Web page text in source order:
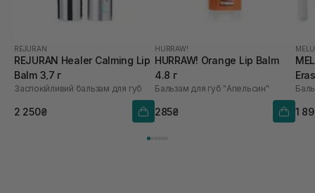
REJURAN
REJURAN Healer Calming Lip
Balm 3,7 г
Заспокійливий бальзам для губ
2 250₴
HURRAW!
HURRAW! Orange Lip Balm
4.8 г
Бальзам для губ "Апельсин"
285₴
г
1